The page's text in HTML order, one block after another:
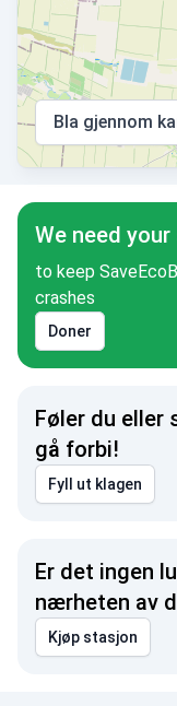
Bla gjennom
We need
to keep
crashes
Doner
Føler du eller
gå forbi!
Fyll ut klagen
Er det ingen
nærheten av
Kjøp stasjon